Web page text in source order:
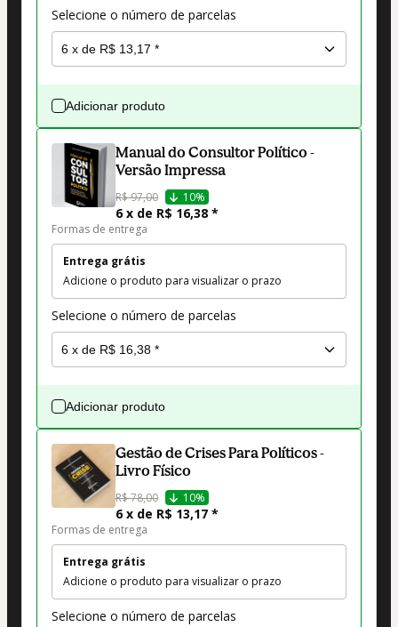
Selecione o número de parcelas
Adicionar produto
Manual do Consultor Político -
Versão Impressa
R$ 97,00 10%
6 x de R$ 16,38 *
Formas de entrega
Entrega grátis
Adicione o produto para visualizar o prazo
Selecione o número de parcelas
Adicionar produto
Gestão de Crises Para Políticos -
Livro Físico
R$ 78,00 10%
6 x de R$ 13,17 *
Formas de entrega
Entrega grátis
Adicione o produto para visualizar o prazo
Selecione o número de parcelas